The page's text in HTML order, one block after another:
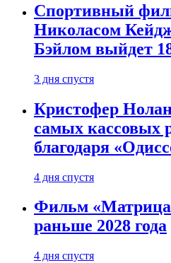
Спортивный
Николасом
Бэйлом выйдет
3 дня спустя
Кристофер
самых кассовых
благодаря
4 дня спустя
Фильм «Матрица
раньше 2028 года
4 дня спустя